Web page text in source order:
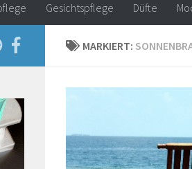
Gesichtspflege Düfte
MARKIERT: